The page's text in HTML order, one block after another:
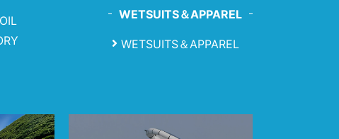
WETSUITS＆APPAREL
WETSUITS＆APPAREL